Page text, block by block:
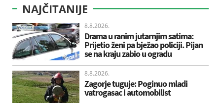
NAJČITANIJE
8.8.2026.
Drama u ranim jutarnjim satima:
Prijetio ženi pa bježao policiji. Pijan
se na kraju zabio u ogradu
8.8.2026.
Zagorje tuguje: Poginuo mladi
vatrogasac i automobilist